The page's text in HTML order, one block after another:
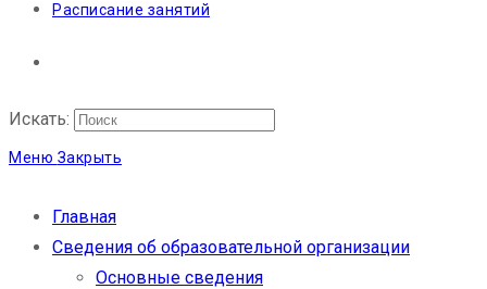
Расписание занятий
Искать:
Меню Закрыть
Главная
Сведения об образовательной организации
Основные сведения